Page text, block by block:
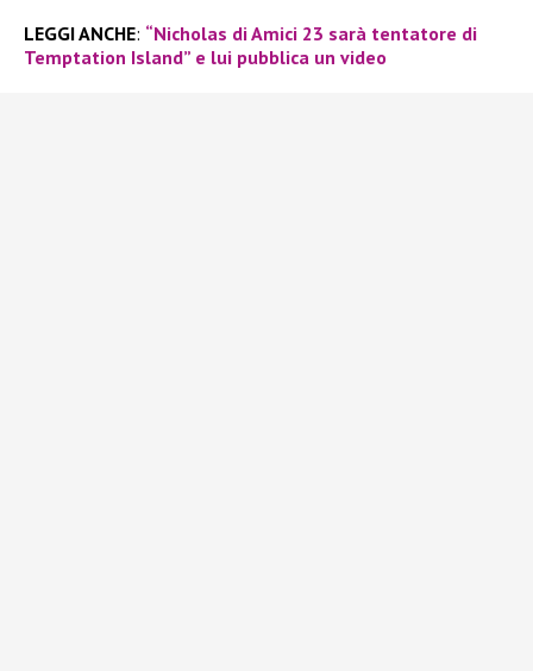
LEGGI ANCHE: “Nicholas di Amici 23 sarà tentatore di
Temptation Island” e lui pubblica un video